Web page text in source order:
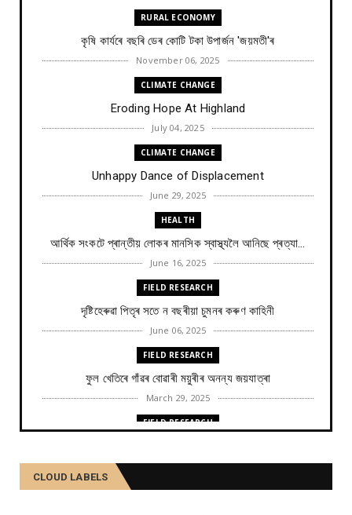
RURAL ECONOMY
কৃষি কাৰ্যৰে বছৰি ডেৰ কোটি টকা উপার্জন 'জয়মতী'ৰ
November 06, 2025
CLIMATE CHANGE
Eroding Hope At Highland
July 04, 2025
CLIMATE CHANGE
Unhappy Dance of Displacement
June 29, 2025
HEALTH
আৰ্থিক সংকটে প্ৰান্তীয় লোকৰ মানসিক স্বাস্থ্যলৈ আনিছে প্ৰত্যা...
June 16, 2025
FIELD RESEARCH
দৃষ্টিহেৰুৱা পিতৃৰ সতে ন বছৰীয়া চুমনৰ কৰুণ কাহিনী
June 06, 2025
FIELD RESEARCH
ফুল খেতিৰে গাঁৱৰ বোৱাৰী ময়ুৰীৰ অনন্য জয়যাত্ৰা
March 29, 2025
FIELD RESEARCH
February 27, 2025
FIELD RESEARCH
CLOUD LABELS